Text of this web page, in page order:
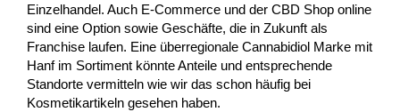
Einzelhandel. Auch E-Commerce und der CBD Shop online
sind eine Option sowie Geschäfte, die in Zukunft als
Franchise laufen. Eine überregionale Cannabidiol Marke mit
Hanf im Sortiment könnte Anteile und entsprechende
Standorte vermitteln wie wir das schon häufig bei
Kosmetikartikeln gesehen haben.